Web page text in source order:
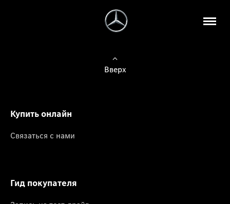
Вверх
Купить онлайн
Связаться с нами
Гид покупателя